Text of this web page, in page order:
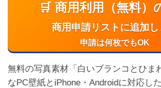
🛒 商用利用（無料）
商用申請リストに追加し
申請は何枚でもOK
無料の写真素材「白いブランコとひま
なPC壁紙とiPhone・Androidに対応し